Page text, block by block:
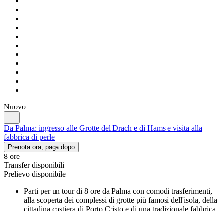
Nuovo
Da Palma: ingresso alle Grotte del Drach e di Hams e visita alla
fabbrica di perle
Prenota ora, paga dopo
8 ore
Transfer disponibili
Prelievo disponibile
Parti per un tour di 8 ore da Palma con comodi trasferimenti,
alla scoperta dei complessi di grotte più famosi dell'isola, della
cittadina costiera di Porto Cristo e di una tradizionale fabbrica